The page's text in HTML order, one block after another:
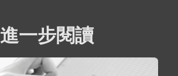
進一步閱讀